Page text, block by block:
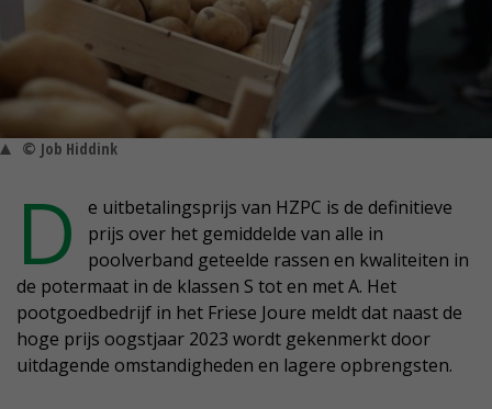
© Job Hiddink
D
e uitbetalingsprijs van HZPC is de definitieve
prijs over het gemiddelde van alle in
poolverband geteelde rassen en kwaliteiten in
de potermaat in de klassen S tot en met A. Het
pootgoedbedrijf in het Friese Joure meldt dat naast de
hoge prijs oogstjaar 2023 wordt gekenmerkt door
uitdagende omstandigheden en lagere opbrengsten.